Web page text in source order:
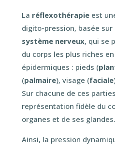
La réflexothérapieest
digito-pression, basée sur
système nerveux, qui se
du corps les plus riches
épidermiques : pieds (
(palmaire), visage (faciale
Sur chacune de ces
représentation fidèle du
organes et de ses glandes.
Ainsi, la pression